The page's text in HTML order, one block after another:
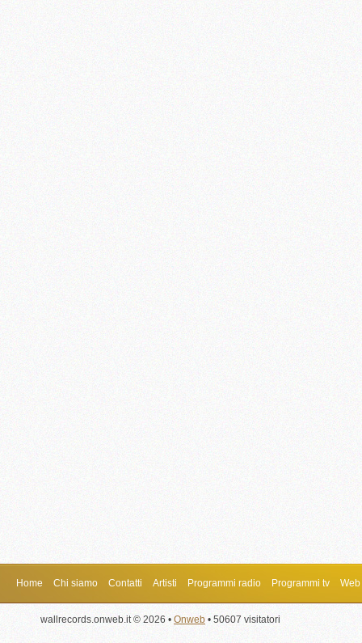
Home Chi siamo Contatti Artisti Programmi radio Programmi tv
wallrecords.onweb.it © 2026 • Onweb • 50607 visitatori